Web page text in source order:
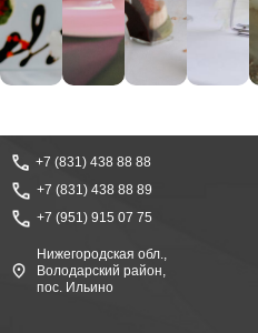
+7 (831) 438 88 88
+7 (831) 438 88 89
+7 (951) 915 07 75
Нижегородская обл.,
Володарский район,
пос. Ильино